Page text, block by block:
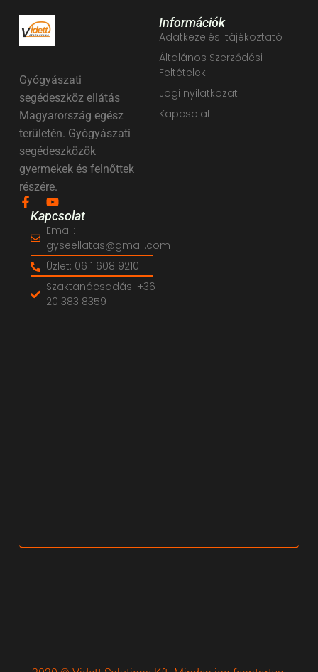
Gyógyászati
segédeszköz ellátás
Magyarország egész
területén. Gyógyászati
segédeszközök
gyermekek és felnőttek
részére.
Információk
Adatkezelési tájékoztató
Általános Szerződési
Feltételek
Jogi nyilatkozat
Kapcsolat
Kapcsolat
Email:
gyseellatas@gmail.com
Üzlet: 06 1 608 9210
Szaktanácsadás: +36
20 383 8359